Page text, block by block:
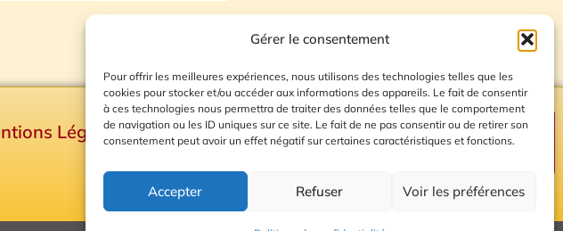
Gérer le consentement
Pour offrir les meilleures expériences, nous utilisons des technologies telles que les
cookies pour stocker et/ou accéder aux informations des appareils. Le fait de consentir
à ces technologies nous permettra de traiter des données telles que le comportement
de navigation ou les ID uniques sur ce site. Le fait de ne pas consentir ou de retirer son
consentement peut avoir un effet négatif sur certaines caractéristiques et fonctions.
Accepter Refuser Voir les préférences
Légales
Plan du site